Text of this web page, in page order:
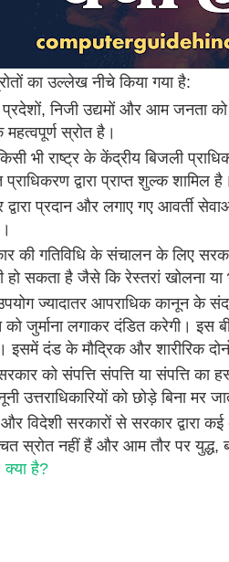
का उल्लेख नीचे किया गया है:
निजी उद्यमों और आम जनता को
स्रोत है।
भी राष्ट्र के केंद्रीय बिजली
द्वारा प्राप्त शुल्क शामिल है।
प्रदान और लगाए गए आवर्ती
की गतिविधि के संचालन के लिए
सकता है जैसे कि रेस्तरां खोलना या
ज्यादातर आपराधिक कानून के
को जुर्माना लगाकर दंडित करेगी। इस
इसमें दंड के मौद्रिक और शारीरिक
को संपत्ति संपत्ति या संपत्ति का
उत्तराधिकारियों को छोड़े बिना मर
और विदेशी सरकारों से सरकार द्वारा
स्रोत नहीं हैं और आम तौर पर युद्ध,
है?